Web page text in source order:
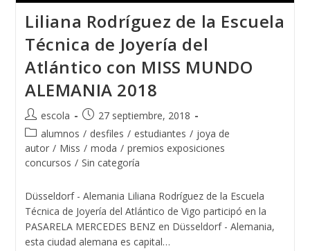
Liliana Rodríguez de la Escuela
Técnica de Joyería del
Atlántico con MISS MUNDO
ALEMANIA 2018
Autor
de
la
entrada:
escola
Publicación
de
la
entrada:
27 septiembre, 2018
Categoría
de
la
alumnos / desfiles / estudiantes / joya de
autor / Miss / moda / premios exposiciones
concursos / Sin categoría
Düsseldorf - Alemania Liliana Rodríguez de la Escuela
Técnica de Joyería del Atlántico de Vigo participó en la
PASARELA MERCEDES BENZ en Düsseldorf - Alemania,
esta ciudad alemana es capital…